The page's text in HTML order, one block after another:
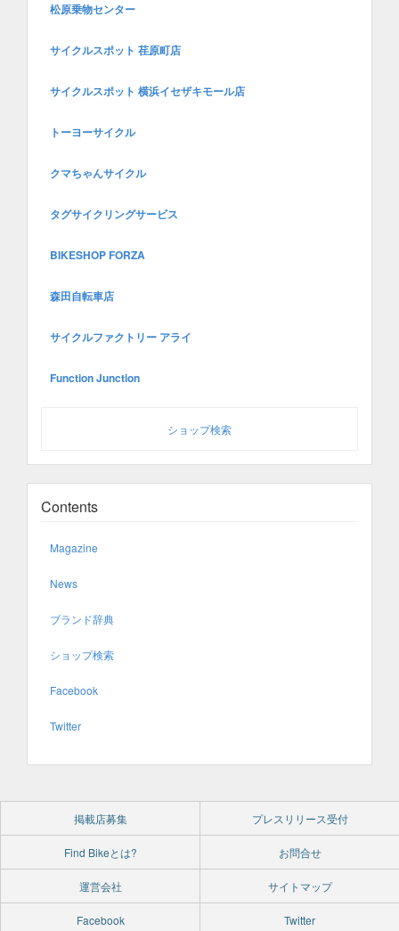
松原乗物センター
サイクルスポット 荏原町店
サイクルスポット 横浜イセザキモール店
トーヨーサイクル
クマちゃんサイクル
タグサイクリングサービス
BIKESHOP FORZA
森田自転車店
サイクルファクトリー アライ
Function Junction
ショップ検索
Contents
Magazine
News
ブランド辞典
ショップ検索
Facebook
Twitter
掲載店募集 プレスリリース受付
Find Bikeとは? お問合せ
運営会社 サイトマップ
Facebook Twitter